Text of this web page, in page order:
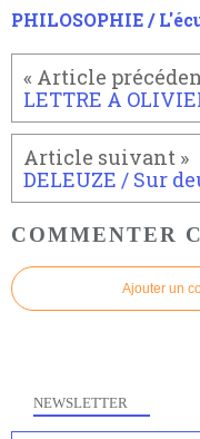
PHILOSOPHIE /
COMMENTER
Ajouter un
NEWSLETTER